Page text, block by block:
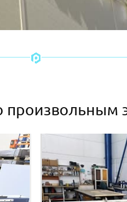
произвольным